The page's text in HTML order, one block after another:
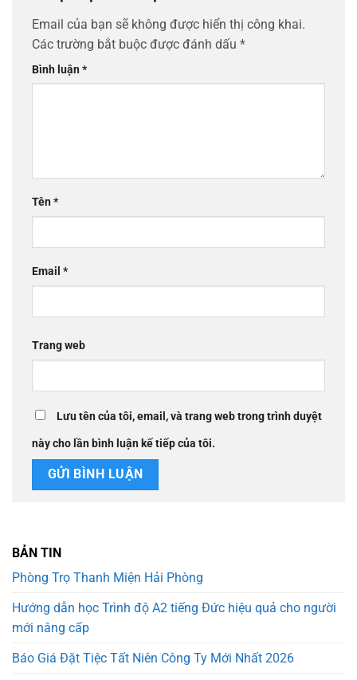
Email của bạn sẽ không được hiển thị công khai.
Các trường bắt buộc được đánh dấu *
Bình luận*
Tên*
Email *
Trang web
Lưu tên của tôi, email, và trang web trong trình duyệt
này cho lần bình luận kế tiếp của tôi.
BẢN TIN
Phòng Trọ Thanh Miện Hải Phòng
Hướng dẫn học Trình độ A2 tiếng Đức hiệu quả cho người
mới nâng cấp
Báo Giá Đặt Tiệc Tất Niên Công Ty Mới Nhất 2026